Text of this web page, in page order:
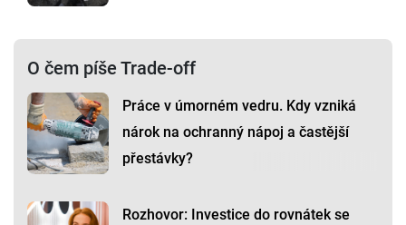
O čem píše Trade-off
Práce v úmorném vedru. Kdy vzniká
nárok na ochranný nápoj a častější
přestávky?
Rozhovor: Investice do rovnátek se